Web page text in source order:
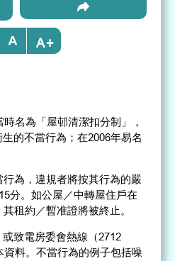
+
名為「屋邨清潔扣分制」，
的不當行為；在2006年易名
為，違規者將按其行為的嚴
分。如公屋／中轉屋住戶在
租約／暫准證將被終止。
或致電房委會熱線（2712
料。不當行為的例子包括噪